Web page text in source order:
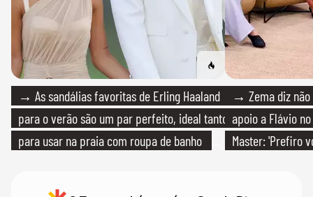
→ As sandálias favoritas de Erling Haaland
para o verão são um par perfeito, ideal tanto
para usar na praia com roupa de banho
→ Zema diz
apoio a Flávio
Master: 'Prefiro